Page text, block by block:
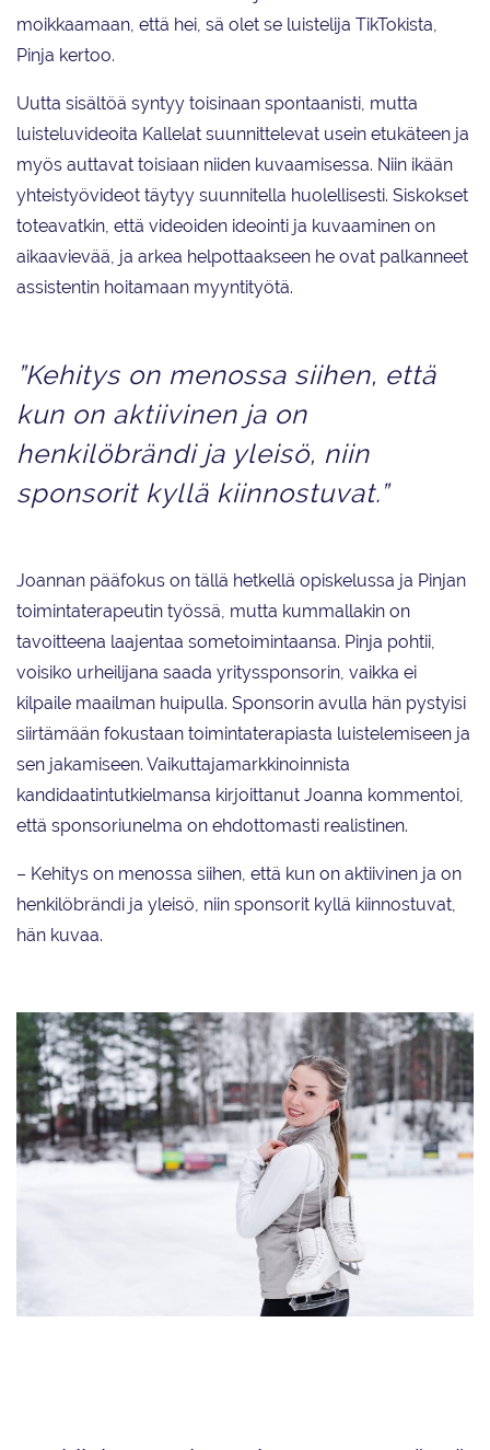
moikkaamaan, että hei, sä olet se luistelija TikTokista,
Pinja kertoo.
Uutta sisältöä syntyy toisinaan spontaanisti, mutta
luisteluvideoita Kallelat suunnittelevat usein etukäteen ja
myös auttavat toisiaan niiden kuvaamisessa. Niin ikään
yhteistyövideot täytyy suunnitella huolellisesti. Siskokset
toteavatkin, että videoiden ideointi ja kuvaaminen on
aikaavievää, ja arkea helpottaakseen he ovat palkanneet
assistentin hoitamaan myyntityötä.
”Kehitys on menossa siihen, että
kun on aktiivinen ja on
henkilöbrändi ja yleisö, niin
sponsorit kyllä kiinnostuvat.”
Joannan pääfokus on tällä hetkellä opiskelussa ja Pinjan
toimintaterapeutin työssä, mutta kummallakin on
tavoitteena laajentaa sometoimintaansa. Pinja pohtii,
voisiko urheilijana saada yrityssponsorin, vaikka ei
kilpaile maailman huipulla. Sponsorin avulla hän pystyisi
siirtämään fokustaan toimintaterapiasta luistelemiseen ja
sen jakamiseen. Vaikuttajamarkkinoinnista
kandidaatintutkielmansa kirjoittanut Joanna kommentoi,
että sponsoriunelma on ehdottomasti realistinen.
– Kehitys on menossa siihen, että kun on aktiivinen ja on
henkilöbrändi ja yleisö, niin sponsorit kyllä kiinnostuvat,
hän kuvaa.